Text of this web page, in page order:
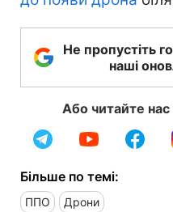
Не пропустіть
наші
Або читайте
Більше по темі:
ППО Дрони